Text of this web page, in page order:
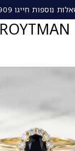
חייגו 054-9960909
ROYTMAN